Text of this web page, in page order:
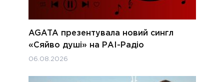
AGATA презентувала новий сингл
«Сяйво душі» на РАІ-Радіо
06.08.2026